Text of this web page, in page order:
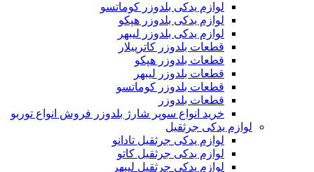
لوازم یدکی بلدوزر کوماتسو
لوازم یدکی بلدوزر هپکو
لوازم یدکی بلدوزر لیبهر
قطعات بلدوزر کاترپیلار
قطعات بلدوزر هپکو
قطعات بلدوزر لیبهر
قطعات بلدوزر کوماتسو
قطعات بلدوزر
خرید انواع سوپر شارژ بلدوزر فروش انواع توربو
لوازم یدکی جرثقیل
لوازم یدکی جرثقیل تادانو
لوازم یدکی جرثقیل کاتو
لوازم یدکی جرثقیل لیبهر